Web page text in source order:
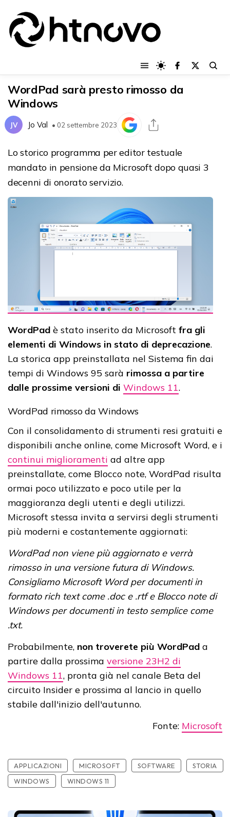
WordPad sarà presto rimosso da
Windows
JV Jo Val • 02 settembre 2023
Lo storico programma per editor testuale
mandato in pensione da Microsoft dopo quasi 3
decenni di onorato servizio.
WordPad è stato inserito da Microsoft fra gli
elementi di Windows in stato di deprecazione.
La storica app preinstallata nel Sistema fin dai
tempi di Windows 95 sarà rimossa a partire
dalle prossime versioni di Windows 11.
WordPad rimosso da Windows
Con il consolidamento di strumenti resi gratuiti e
disponibili anche online, come Microsoft Word, e i
continui miglioramenti ad altre app
preinstallate, come Blocco note, WordPad risulta
ormai poco utilizzato e poco utile per la
maggioranza degli utenti e degli utilizzi.
Microsoft stessa invita a servirsi degli strumenti
più moderni e costantemente aggiornati:
WordPad non viene più aggiornato e verrà
rimosso in una versione futura di Windows.
Consigliamo Microsoft Word per documenti in
formato rich text come .doc e .rtf e Blocco note di
Windows per documenti in testo semplice come
.txt.
Probabilmente, non troverete più WordPad a
partire dalla prossima versione 23H2 di
Windows 11, pronta già nel canale Beta del
circuito Insider e prossima al lancio in quello
stabile dall'inizio dell'autunno.
Fonte: Microsoft
APPLICAZIONI MICROSOFT SOFTWARE
STORIA
WINDOWS
WINDOWS 11